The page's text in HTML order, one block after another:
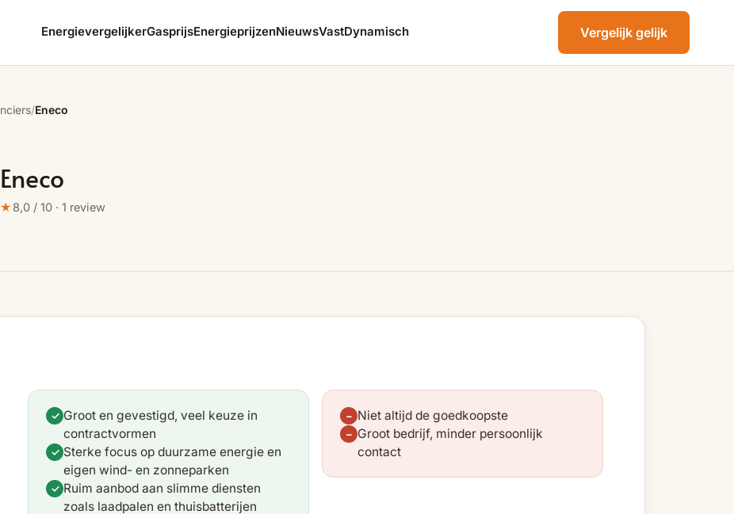
EnergievergelijkerGasprijsEnergieprijzenNieuwsVastDynamisch Vergelijk gelijk
/Eneco
Eneco
★ 8,0 / 10 · 1 review
✓ Groot en gevestigd, veel keuze in
contractvormen
✓ Sterke focus op duurzame energie en
eigen wind- en zonneparken
✓ Ruim aanbod aan slimme diensten
zoals laadpalen en thuisbatterijen
− Niet altijd de goedkoopste
− Groot bedrijf, minder persoonlijk
contact